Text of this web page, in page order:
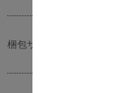
梱包サイズ（約）